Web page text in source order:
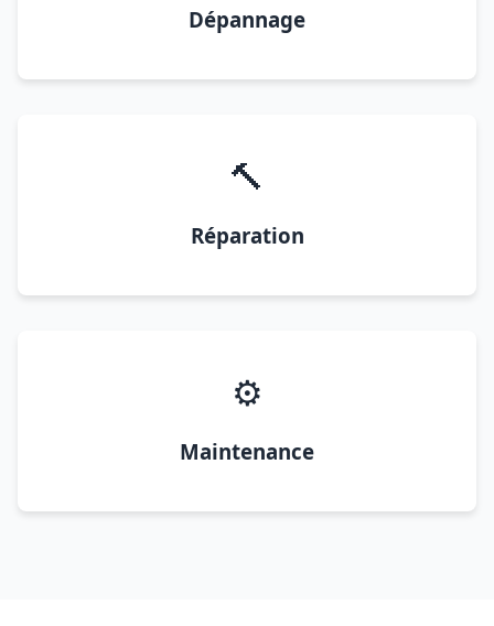
Dépannage
🔨
Réparation
⚙️
Maintenance